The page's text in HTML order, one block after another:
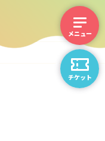
チケット